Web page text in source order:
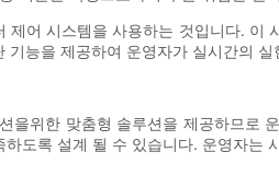
제어 시스템을 사용하는 것입니다.
능을 제공하여 운영자가 실시간의
을위한 맞춤형 솔루션을 제공하므로
도록 설계 될 수 있습니다. 운영자